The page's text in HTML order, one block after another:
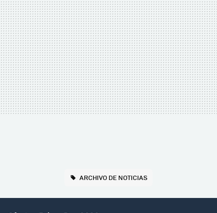
ARCHIVO DE NOTICIAS